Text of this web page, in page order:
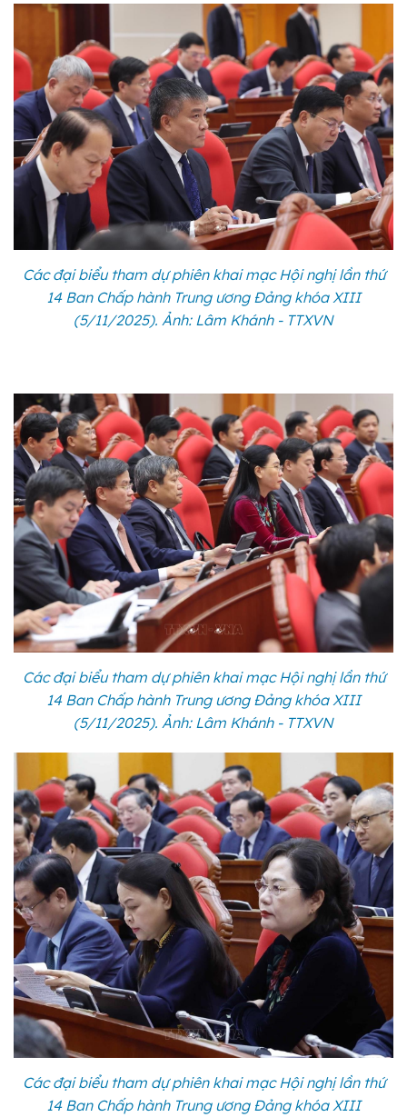
Các đại biểu tham dự phiên khai mạc Hội nghị lần thứ
14 Ban Chấp hành Trung ương Đảng khóa XIII
(5/11/2025). Ảnh: Lâm Khánh - TTXVN
Các đại biểu tham dự phiên khai mạc Hội nghị lần thứ
14 Ban Chấp hành Trung ương Đảng khóa XIII
(5/11/2025). Ảnh: Lâm Khánh - TTXVN
Các đại biểu tham dự phiên khai mạc Hội nghị lần thứ
14 Ban Chấp hành Trung ương Đảng khóa XIII